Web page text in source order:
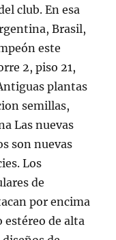
club. En esa
Brasil,
este
2, piso 21,
plantas
semillas,
Las nuevas
son nuevas
Los
de
por encima
estéreo de alta